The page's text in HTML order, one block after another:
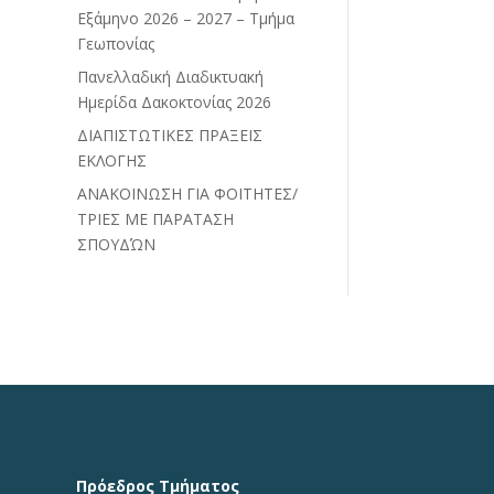
Εξάμηνο 2026 – 2027 – Τμήμα
Γεωπονίας
Πανελλαδική Διαδικτυακή
Ημερίδα Δακοκτονίας 2026
ΔΙΑΠΙΣΤΩΤΙΚΕΣ ΠΡΑΞΕΙΣ
ΕΚΛΟΓΗΣ
ΑΝΑΚΟΙΝΩΣΗ ΓΙΑ ΦΟΙΤΗΤΕΣ/
ΤΡΙΕΣ ΜΕ ΠΑΡΑΤΑΣΗ
ΣΠΟΥΔΏΝ
Πρόεδρος Τμήματος